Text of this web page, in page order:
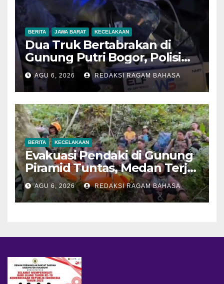
BERITA JAWA BARAT KECELAKAAN
Dua Truk Bertabrakan di
Gunung Putri Bogor, Polisi
Imbau Pengemudi
Tingkatkan Kewaspadaan
AGU 6, 2026 REDAKSI RAGAM BAHASA
BERITA KECELAKAAN
Evakuasi Pendaki di Gunung
Piramid Tuntas, Medan Terjal
Jadi Tantangan Utama
AGU 6, 2026 REDAKSI RAGAM BAHASA